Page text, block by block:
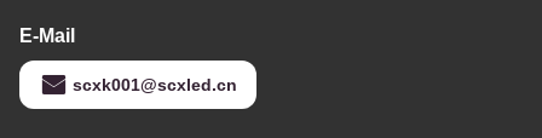
E-Mail
scxk001@scxled.cn